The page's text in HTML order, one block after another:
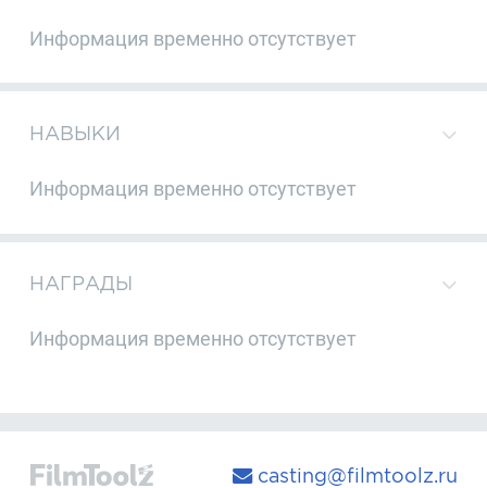
Информация временно отсутствует
НАВЫКИ
Информация временно отсутствует
НАГРАДЫ
Информация временно отсутствует
casting@filmtoolz.ru